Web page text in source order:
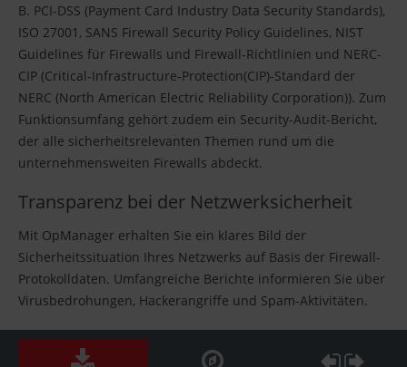
B. PCI-DSS (Payment Card Industry Data Security Standards),
ISO 27001, SANS Firewall Security Policy Guidelines, NIST
Guidelines für Firewalls und Firewall-Richtlinien und NERC-
CIP (Critical-Infrastructure-Protection(CIP)-Standard der
NERC (North American Electric Reliability Corporation)). Zum
Funktionsumfang gehört zudem ein Security-Audit-Bericht,
der alle sicherheitsrelevanten Themen rund um die
unternehmensweiten Firewalls abdeckt.
Transparenz bei der Netzwerksicherheit
Mit OpManager erhalten Sie ein klares Bild der
Sicherheitssituation Ihres Netzwerks auf Basis der Firewall-
Protokolldaten. Umfangreiche Berichte informieren Sie über
Virusbedrohungen, Hackerangriffe und Spam-Aktivitäten.